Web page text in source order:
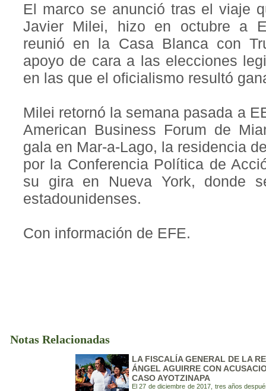
El marco se anunció tras el viaje
Javier Milei, hizo en octubre a
reunió en la Casa Blanca con
apoyo de cara a las elecciones
en las que el oficialismo resultó
Milei retornó la semana pasada a
American Business Forum de
gala en Mar-a-Lago, la residencia
por la Conferencia Política de
su gira en Nueva York, donde
estadounidenses.
Con información de EFE.
Notas Relacionadas
LA FISCALÍA GENERAL DE LA
ÁNGEL AGUIRRE CON
CASO AYOTZINAPA
El 27 de diciembre de 2017, tres años